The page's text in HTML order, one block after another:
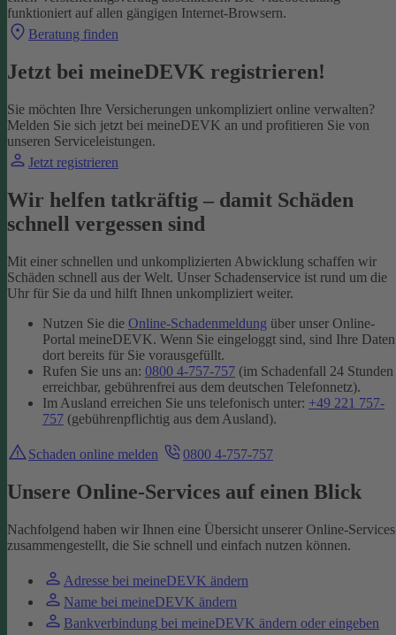
funktioniert auf allen gängigen Internet-Browsern.
Beratung finden
Jetzt bei meineDEVK registrieren!
Sie möchten Ihre Versicherungen unkompliziert online verwalten?
Melden Sie sich jetzt bei meineDEVK an und profitieren Sie von
unseren Serviceleistungen.
Jetzt registrieren
Wir helfen tatkräftig – damit Schäden
schnell vergessen sind
Mit einer schnellen und unkomplizierten Abwicklung schaffen wir
Schäden schnell aus der Welt. Unser Schadenservice ist rund um die
Uhr für Sie da und hilft Ihnen unkompliziert weiter.
Nutzen Sie die Online-Schadenmeldung über unser Online-
Portal meineDEVK. Wenn Sie eingeloggt sind, sind Ihre Daten
dort bereits für Sie vorausgefüllt.
Rufen Sie uns an: 0800 4-757-757 (im Schadenfall 24 Stunden
erreichbar, gebührenfrei aus dem deutschen Telefonnetz).
Im Ausland erreichen Sie uns telefonisch unter: +49 221 757-
757 (gebührenpflichtig aus dem Ausland).
Schaden online melden 0800 4-757-757
Unsere Online-Services auf einen Blick
Nachfolgend haben wir Ihnen eine Übersicht unserer Online-Services
zusammengestellt, die Sie schnell und einfach nutzen können.
Adresse bei meineDEVK ändern
Name bei meineDEVK ändern
Bankverbindung bei meineDEVK ändern oder eingeben